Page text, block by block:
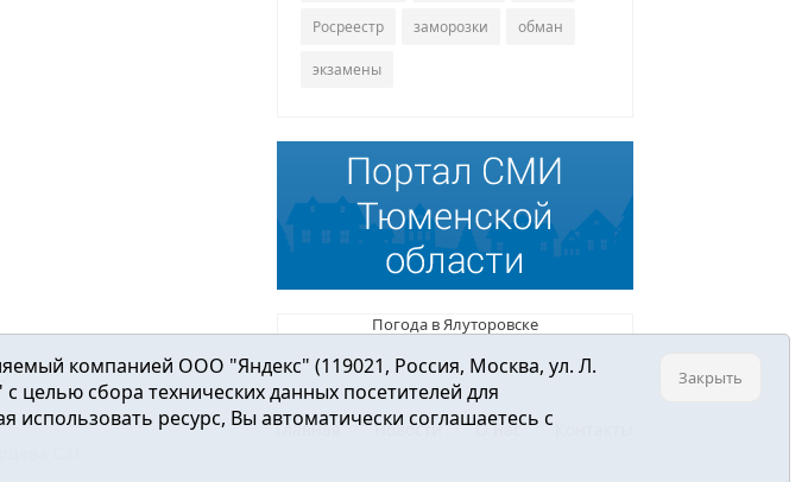
Росреестр заморозки обман
экзамены
Погода в Ялуторовске
Главная Новости О нас
С.П.
компанией ООО "Яндекс" (119021, Россия, Москва, ул. Л.
целью сбора технических данных посетителей для
ресурс, Вы автоматически соглашаетесь с
Закрыть